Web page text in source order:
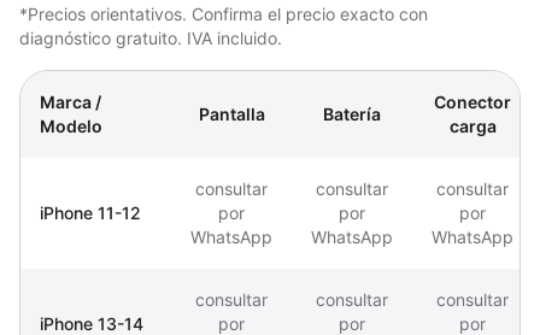
*Precios orientativos. Confirma el precio exacto con
diagnóstico gratuito. IVA incluido.
Marca /
Modelo
Pantalla Batería
Conector
carga
iPhone 11-12
consultar
por
WhatsApp
consultar
por
WhatsApp
consultar
por
WhatsApp
iPhone 13-14
consultar
por
consultar
por
consultar
por